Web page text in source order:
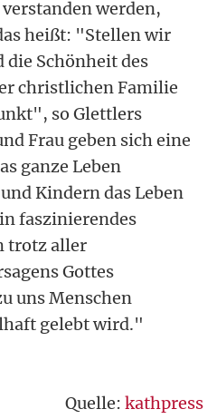
werden,
heißt: "Stellen wir
die Schönheit des
christlichen Familie
so Glettlers
Frau geben sich eine
ganze Leben
Kindern das Leben
faszinierendes
trotz aller
Gottes
uns Menschen
gelebt wird."
Quelle: kathpress